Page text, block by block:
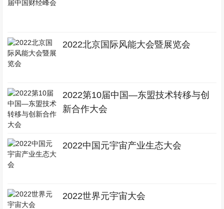
2022北京国际风能大会暨展览会
2022第10届中国—东盟技术转移与创
新合作大会
2022中国元宇宙产业生态大会
2022世界元宇宙大会